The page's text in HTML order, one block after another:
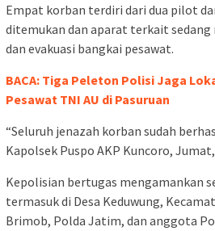
Empat korban terdiri dari dua pilot
ditemukan dan aparat terkait
dan evakuasi bangkai pesawat.
BACA: Tiga Peleton Polisi Jaga
Pesawat TNI AU di Pasuruan
“Seluruh jenazah korban sudah
Kapolsek Puspo AKP Kuncoro,
Kepolisian bertugas mengamankan
termasuk di Desa Keduwung,
Brimob, Polda Jatim, dan anggota